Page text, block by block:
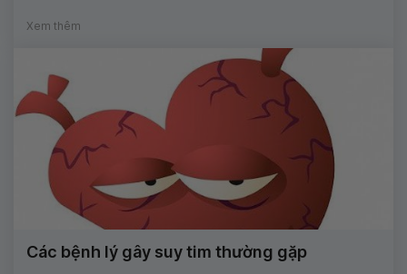
Xem thêm
Các bệnh lý gây suy tim thường gặp